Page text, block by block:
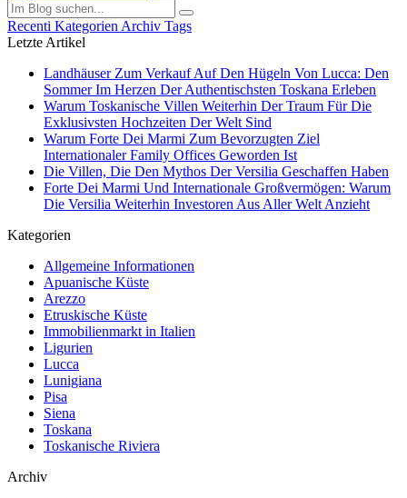
Recenti Kategorien Archiv Tags
Letzte Artikel
Landhäuser Zum Verkauf Auf Den Hügeln Von Lucca: Den
Sommer Im Herzen Der Authentischsten Toskana Erleben
Warum Toskanische Villen Weiterhin Der Traum Für Die
Exklusivsten Hochzeiten Der Welt Sind
Warum Forte Dei Marmi Zum Bevorzugten Ziel
Internationaler Family Offices Geworden Ist
Die Villen, Die Den Mythos Der Versilia Geschaffen Haben
Forte Dei Marmi Und Internationale Großvermögen: Warum
Die Versilia Weiterhin Investoren Aus Aller Welt Anzieht
Kategorien
Allgemeine Informationen
Apuanische Küste
Arezzo
Etruskische Küste
Immobilienmarkt in Italien
Ligurien
Lucca
Lunigiana
Pisa
Siena
Toskana
Toskanische Riviera
Archiv